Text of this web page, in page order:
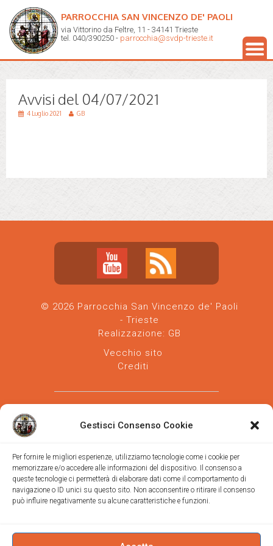
Gestisci Consenso Cookie
Per fornire le migliori esperienze, utilizziamo tecnologie come i cookie per
memorizzare e/o accedere alle informazioni del dispositivo. Il consenso a
queste tecnologie ci permetterà di elaborare dati come il comportamento di
navigazione o ID unici su questo sito. Non acconsentire o ritirare il consenso
può influire negativamente su alcune caratteristiche e funzioni.
PARROCCHIA SAN VINCENZO DE' PAOLI
via Vittorino da Feltre, 11 - 34141 Trieste
tel. 040/390250 - parrocchia@svdp-trieste.it
Avvisi del 04/07/2021
4 Luglio 2021 GB
© 2026 Parrocchia San Vincenzo de' Paoli
- Trieste
Realizzazione: GB
Vecchio sito
Crediti
Parrocchia san Vincenzo de' Paoli-Diocesi
di Trieste
via Vittorino da Feltre, 11 (chiesa)
Trieste